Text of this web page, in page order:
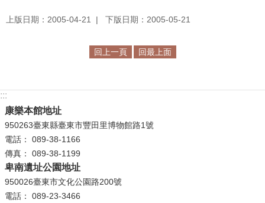
措
服
務
信
網
站
導
覽
上版日期：2005-04-21 下版日期：2005-05-21
回上一頁 回最上面
:::
康樂本館地址
950263臺東縣臺東市豐田里博物館路1號
電話： 089-38-1166
傳真： 089-38-1199
卑南遺址公園地址
950026臺東市文化公園路200號
電話： 089-23-3466